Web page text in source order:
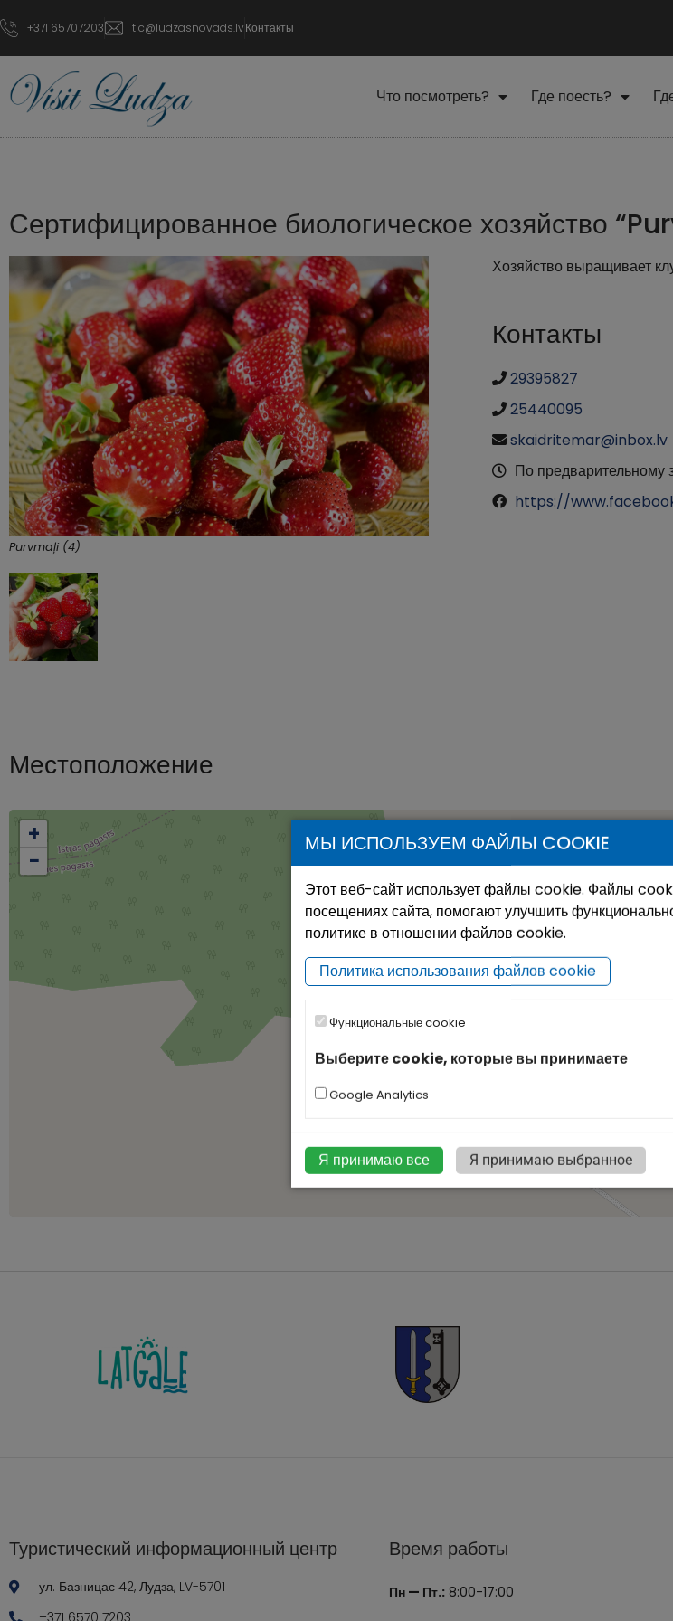
+371 65707203 tic@ludzasnovads.lvКонтакты
Что посмотреть? Где поесть?
Сертифицированное биологическое хозяйство
Purvmaļi (4)
Хозяйство выращивает
Контакты
29395827
25440095
skaidritemar@inbox.lv
По предварительному
https://
Местоположение
+
−
Туристический информационный центр
ул. Базницас 42, Лудза, LV-5701
+371 6570 7203
Время работы
Пн — Пт.:8:00-17:00
МЫ ИСПОЛЬЗУЕМ ФАЙЛЫ COOKIE
Этот веб-сайт использует файлы cookie. Файлы
посещениях сайта, помогают улучшить
политике в отношении файлов cookie.
Политика использования файлов cookie
Функциональные cookie
Выберите cookie, которые вы принимаете
Google Analytics
Я принимаю все Я принимаю выбранное